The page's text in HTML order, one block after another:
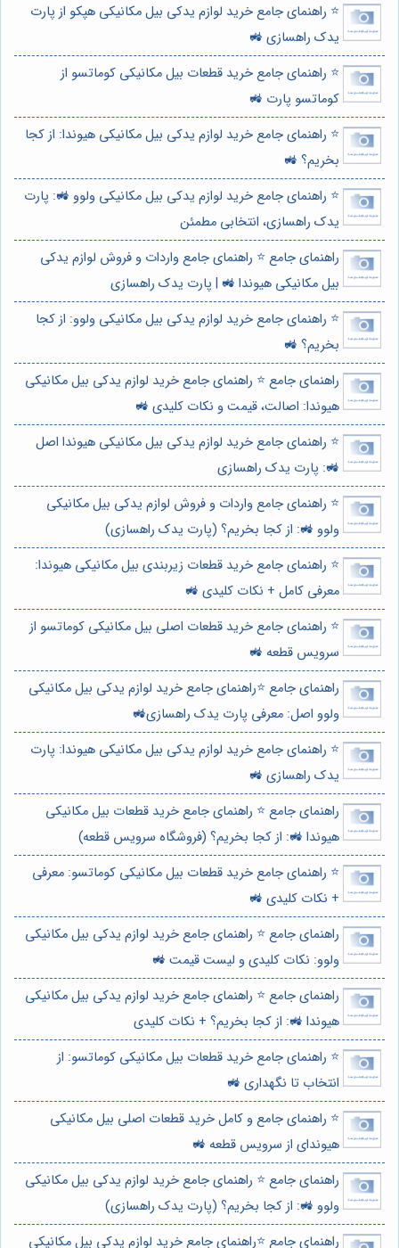
⭐️ راهنمای جامع خرید لوازم یدکی بیل مکانیکی هپکو از پارت
یدک راهسازی 🚜
⭐️ راهنمای جامع خرید قطعات بیل مکانیکی کوماتسو از
کوماتسو پارت 🚜
⭐️ راهنمای جامع خرید لوازم یدکی بیل مکانیکی هیوندا: از کجا
بخریم؟ 🚜
⭐️ راهنمای جامع خرید لوازم یدکی بیل مکانیکی ولوو 🚜: پارت
یدک راهسازی، انتخابی مطمئن
راهنمای جامع ⭐️ راهنمای جامع واردات و فروش لوازم یدکی
بیل مکانیکی هیوندا 🚜 | پارت یدک راهسازی
⭐️ راهنمای جامع خرید لوازم یدکی بیل مکانیکی ولوو: از کجا
بخریم؟ 🚜
راهنمای جامع ⭐️ راهنمای جامع خرید لوازم یدکی بیل مکانیکی
هیوندا: اصالت، قیمت و نکات کلیدی 🚜
⭐️ راهنمای جامع خرید لوازم یدکی بیل مکانیکی هیوندا اصل
🚜: پارت یدک راهسازی
⭐️ راهنمای جامع واردات و فروش لوازم یدکی بیل مکانیکی
ولوو 🚜: از کجا بخریم؟ (پارت یدک راهسازی)
⭐️ راهنمای جامع خرید قطعات زیربندی بیل مکانیکی هیوندا:
معرفی کامل + نکات کلیدی 🚜
⭐️ راهنمای جامع خرید قطعات اصلی بیل مکانیکی کوماتسو از
سرویس قطعه 🚜
راهنمای جامع ⭐️راهنمای جامع خرید لوازم یدکی بیل مکانیکی
ولوو اصل: معرفی پارت یدک راهسازی🚜
⭐️ راهنمای جامع خرید لوازم یدکی بیل مکانیکی هیوندا: پارت
یدک راهسازی 🚜
راهنمای جامع ⭐️ راهنمای جامع خرید قطعات بیل مکانیکی
هیوندا 🚜: از کجا بخریم؟ (فروشگاه سرویس قطعه)
⭐️ راهنمای جامع خرید قطعات بیل مکانیکی کوماتسو: معرفی
+ نکات کلیدی 🚜
راهنمای جامع ⭐️ راهنمای جامع خرید لوازم یدکی بیل مکانیکی
ولوو: نکات کلیدی و لیست قیمت 🚜
راهنمای جامع ⭐️ راهنمای جامع خرید لوازم یدکی بیل مکانیکی
هیوندا 🚜: از کجا بخریم؟ + نکات کلیدی
⭐️ راهنمای جامع خرید قطعات بیل مکانیکی کوماتسو: از
انتخاب تا نگهداری 🚜
⭐️ راهنمای جامع و کامل خرید قطعات اصلی بیل مکانیکی
هیوندای از سرویس قطعه 🚜
راهنمای جامع ⭐️ راهنمای جامع خرید لوازم یدکی بیل مکانیکی
ولوو 🚜: از کجا بخریم؟ (پارت یدک راهسازی)
راهنمای جامع ⭐️راهنمای جامع خرید لوازم یدکی بیل مکانیکی